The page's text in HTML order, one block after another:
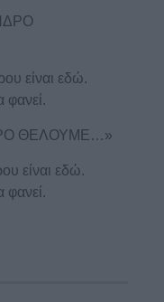
είναι εδώ.
φανεί.
ΘΕΛΟΥΜΕ…»
είναι εδώ.
φανεί.